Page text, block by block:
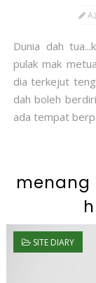
Dunia dah
pulak mak
dia terkejut
dah boleh
ada tempat
menang
SITE DIARY